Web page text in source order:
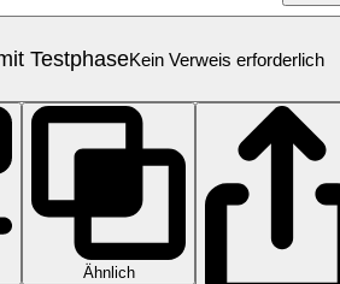
TestphaseKein Verweis erforderlich
Ähnlich